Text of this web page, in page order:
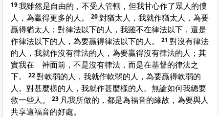
19我雖然是自由的，不受人管轄，但我甘心作了眾人的僕
人，為贏得更多的人。
20對猶太人，我就作猶太人，為要
贏得猶太人；對律法以下的人，我雖不在律法以下，還是
作律法以下的人，為要贏得律法以下的人。
21 對沒有律法
的人，我就作沒有律法的人，為要贏得沒有律法的人；其
實我在 神面前，不是沒有律法，而是在基督的律法之
下。
22對軟弱的人，我就作軟弱的人，為要贏得軟弱的
人。對甚麼樣的人，我就作甚麼樣的人。無論如何我總要
救一些人。
23 凡我所做的，都是為福音的緣故，為要與人
共享這福音的好處。